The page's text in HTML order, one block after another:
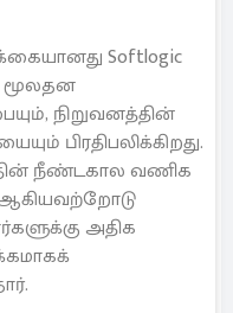
Softlogic
மூலதன
நிறுவனத்தின்
பிரதிபலிக்கிறது.
நீண்டகால வணிக
ஆகியவற்றோடு
அதிக